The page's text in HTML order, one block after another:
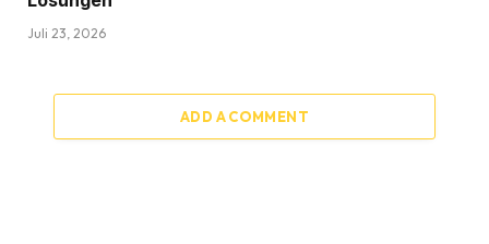
Juli 23, 2026
ADD A COMMENT